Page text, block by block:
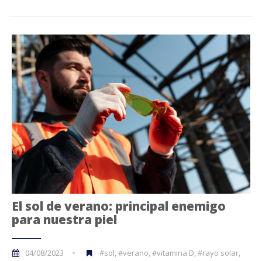
El sol de verano: principal enemigo
para nuestra piel
04/08/2023
#sol, #verano, #vitamina D, #rayo solar,